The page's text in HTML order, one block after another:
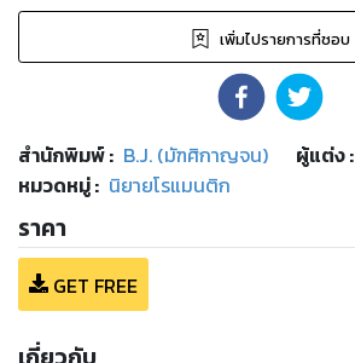
เพิ่มไปรายการที่ชอบ
สำนักพิมพ์: B.J. (มัฑศิกาญจน) ผู้แต่ง :
หมวดหมู่: นิยายโรแมนติก
ราคา
GET FREE